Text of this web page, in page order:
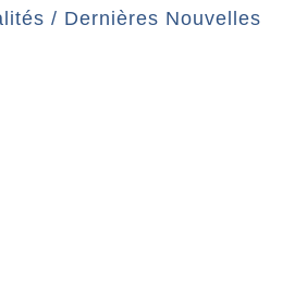
/ Dernières Nouvelles